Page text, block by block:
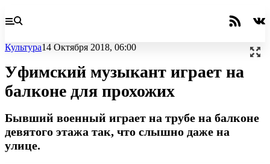
Культура14 Октября 2018, 06:00
Уфимский музыкант играет на
балконе для прохожих
Бывший военный играет на трубе на балконе
девятого этажа так, что слышно даже на
улице.